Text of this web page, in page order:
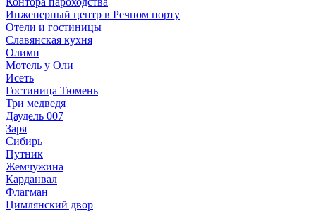
Инженерный центр в Речном порту
Отели и гостиницы
Славянская кухня
Олимп
Мотель у Оли
Исеть
Гостиница Тюмень
Три медведя
Даудель 007
Заря
Сибирь
Путник
Жемчужина
Карданвал
Флагман
Цимлянский двор